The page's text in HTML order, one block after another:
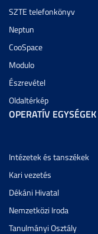
SZTE telefonkönyv
Neptun
CooSpace
Modulo
Észrevétel
Oldaltérkép
OPERATÍV EGYSÉGEK
Intézetek és tanszékek
Kari vezetés
Dékáni Hivatal
Nemzetközi Iroda
Tanulmányi Osztály